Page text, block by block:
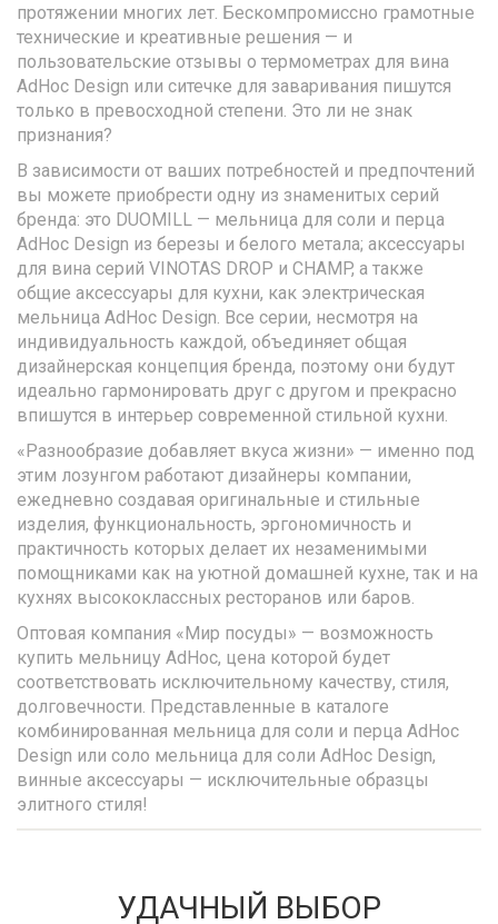
протяжении многих лет. Бескомпромиссно грамотные
технические и креативные решения — и
пользовательские отзывы о термометрах для вина
AdHoc Design или ситечке для заваривания пишутся
только в превосходной степени. Это ли не знак
признания?
В зависимости от ваших потребностей и предпочтений
вы можете приобрести одну из знаменитых серий
бренда: это DUOMILL — мельница для соли и перца
AdHoc Design из березы и белого метала; аксессуары
для вина серий VINOTAS DROP и CHAMP, а также
общие аксессуары для кухни, как электрическая
мельница AdHoc Design. Все серии, несмотря на
индивидуальность каждой, объединяет общая
дизайнерская концепция бренда, поэтому они будут
идеально гармонировать друг с другом и прекрасно
впишутся в интерьер современной стильной кухни.
«Разнообразие добавляет вкуса жизни» — именно под
этим лозунгом работают дизайнеры компании,
ежедневно создавая оригинальные и стильные
изделия, функциональность, эргономичность и
практичность которых делает их незаменимыми
помощниками как на уютной домашней кухне, так и на
кухнях высококлассных ресторанов или баров.
Оптовая компания «Мир посуды» — возможность
купить мельницу AdHoc, цена которой будет
соответствовать исключительному качеству, стиля,
долговечности. Представленные в каталоге
комбинированная мельница для соли и перца AdHoc
Design или соло мельница для соли AdHoc Design,
винные аксессуары — исключительные образцы
элитного стиля!
УДАЧНЫЙ ВЫБОР